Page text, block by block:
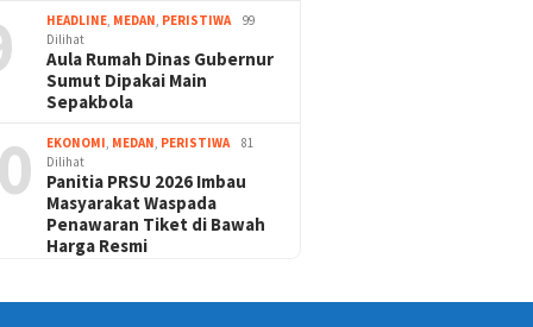
HEADLINE, MEDAN, PERISTIWA
99
Dilihat
Aula Rumah Dinas Gubernur
Sumut Dipakai Main
Sepakbola
EKONOMI, MEDAN, PERISTIWA
81
Dilihat
Panitia PRSU 2026 Imbau
Masyarakat Waspada
Penawaran Tiket di Bawah
Harga Resmi